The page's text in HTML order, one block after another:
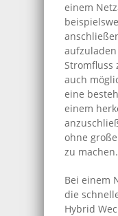
einem
Stromfluss
auch
eine
einem
ohne
zu
Bei einem
die
Hybrid